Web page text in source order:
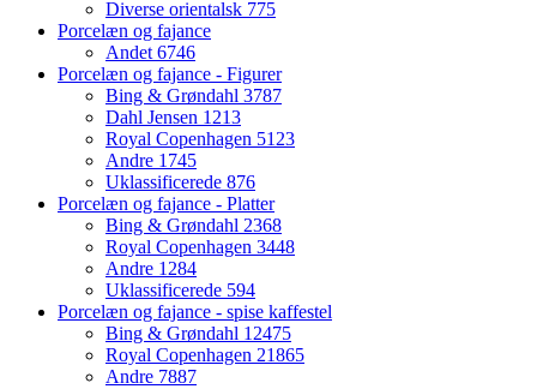
Diverse orientalsk 775
Porcelæn og fajance
Andet6746
Porcelæn og fajance - Figurer
Bing & Grøndahl 3787
Dahl Jensen 1213
Royal Copenhagen 5123
Andre 1745
Uklassificerede 876
Porcelæn og fajance - Platter
Bing & Grøndahl 2368
Royal Copenhagen 3448
Andre 1284
Uklassificerede 594
Porcelæn og fajance - spise kaffestel
Bing & Grøndahl 12475
Royal Copenhagen 21865
Andre 7887